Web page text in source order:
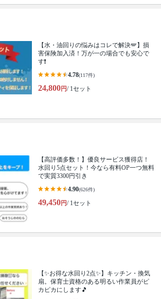
【水・油回りの悩みはコレで解決🪽】損
害保険加入済！万が一の場合でも安心で
す❗️
4.78(117件)
24,800円/ 1セット
【高評価多数！】優良サービス獲得店！
水回り5点セット！今なら有料OP一つ無料
で実質3300円引き
4.90(626件)
49,450円/ 1セット
【✨お得な水回り2点✨】キッチン・換気
扇。保育士資格のある明るい作業員がピ
カピカにします🎵